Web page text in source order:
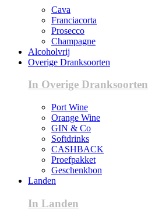
Cava
Franciacorta
Prosecco
Champagne
Alcoholvrij
Overige Dranksoorten
In Overige Dranksoorten
Port Wine
Orange Wine
GIN & Co
Softdrinks
CASHBACK
Proefpakket
Geschenkbon
Landen
In Landen